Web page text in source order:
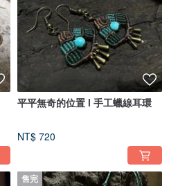
平平無奇的位置 l 手工蠟線耳環
NT$ 720
售完